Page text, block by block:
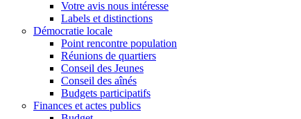
Votre avis nous intéresse
Labels et distinctions
Démocratie locale
Point rencontre population
Réunions de quartiers
Conseil des Jeunes
Conseil des aînés
Budgets participatifs
Finances et actes publics